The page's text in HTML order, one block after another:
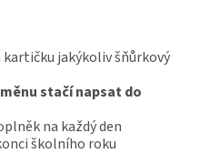
jakýkoliv šňůrkový
stačí napsat do
na každý den
školního roku